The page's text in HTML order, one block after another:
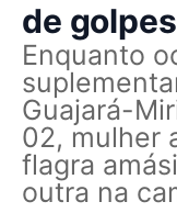
de
Enquanto
Guajará-
02, mulher
flagra
outra na